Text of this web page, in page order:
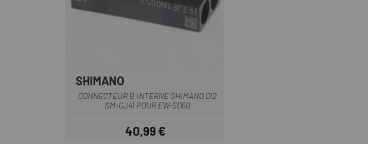
SHIMANO
CONNECTEUR B INTERNE SHIMANO DI2
SM-CJ41 POUR EW-SD50
Prix
40,99 €